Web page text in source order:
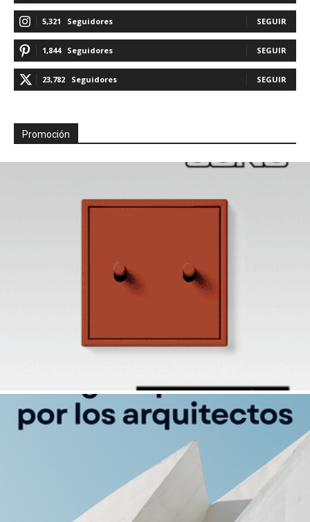
5,321 Seguidores SEGUIR
1,844 Seguidores SEGUIR
23,782 Seguidores SEGUIR
Promoción